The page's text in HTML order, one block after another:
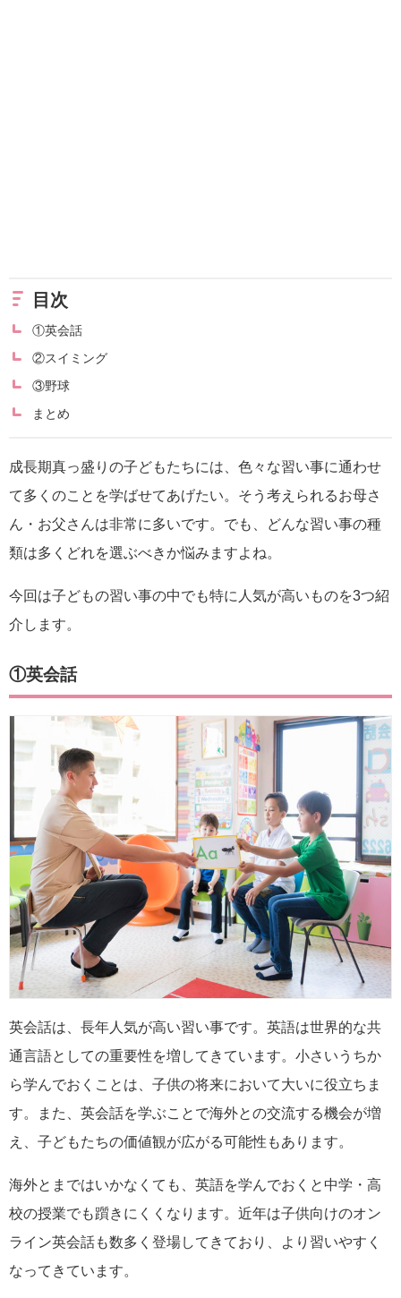
目次
①英会話
②スイミング
③野球
まとめ
成長期真っ盛りの子どもたちには、色々な習い事に通わせ
て多くのことを学ばせてあげたい。そう考えられるお母さ
ん・お父さんは非常に多いです。でも、どんな習い事の種
類は多くどれを選ぶべきか悩みますよね。
今回は子どもの習い事の中でも特に人気が高いものを3つ紹
介します。
①英会話
英会話は、長年人気が高い習い事です。英語は世界的な共
通言語としての重要性を増してきています。小さいうちか
ら学んでおくことは、子供の将来において大いに役立ちま
す。また、英会話を学ぶことで海外との交流する機会が増
え、子どもたちの価値観が広がる可能性もあります。
海外とまではいかなくても、英語を学んでおくと中学・高
校の授業でも躓きにくくなります。近年は子供向けのオン
ライン英会話も数多く登場してきており、より習いやすく
なってきています。